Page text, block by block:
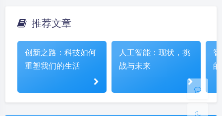
夜间模式
Sans Serif Serif
浅阴影
( ๑´•ω•) "(ㆆᴗㆆ)
推荐文章
创新之路：科技如何
重塑我们的生活
人工智能：现状，挑
战与未来